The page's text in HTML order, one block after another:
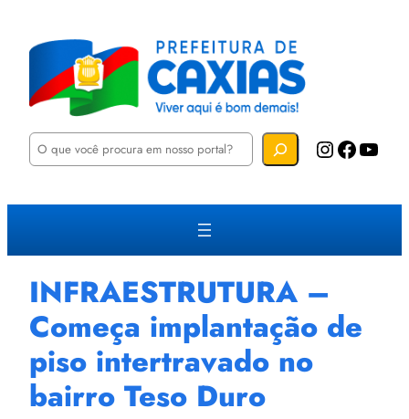
P
u
a
Instagram Facebook YouTube
INFRAESTRUTURA –
Começa implantação de
piso intertravado no
bairro Teso Duro